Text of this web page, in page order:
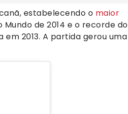
estabelecendo o maior
de 2014 e o recorde do
2013. A partida gerou uma